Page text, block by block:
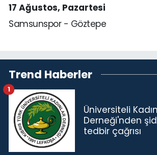
17 Ağustos, Pazartesi
Samsunspor - Göztepe
Trend Haberler
Üniversiteli
Derneği'nden
tedbir çağrısı
1